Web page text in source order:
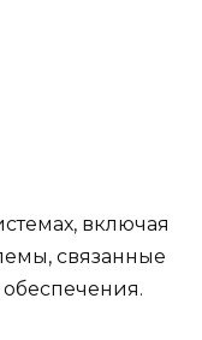
включая
связанные